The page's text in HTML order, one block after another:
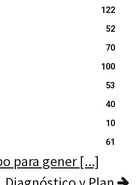
122
52
70
100
53
40
10
61
para gener [...]